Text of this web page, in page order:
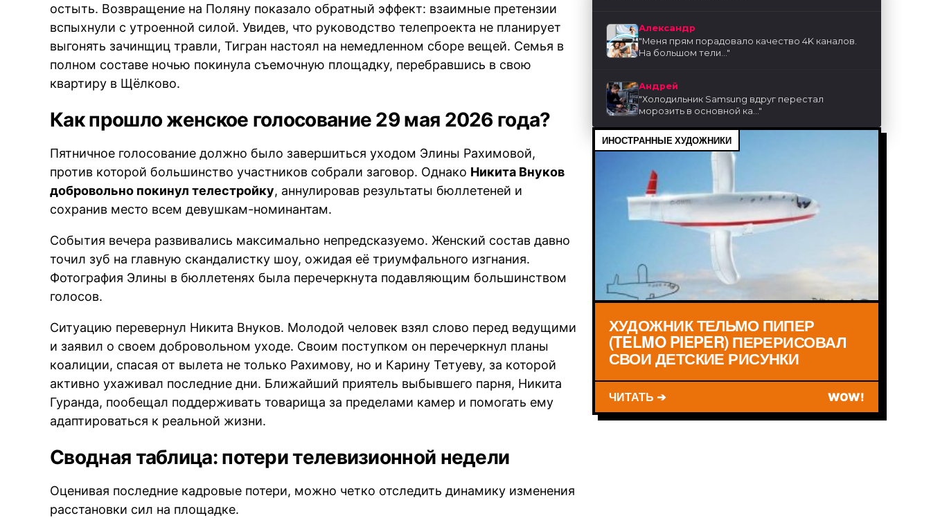
остыть. Возвращение на Поляну показало обратный эффект: взаимные претензии
вспыхнули с утроенной силой. Увидев, что руководство телепроекта не планирует
выгонять зачинщиц травли, Тигран настоял на немедленном сборе вещей. Семья в
полном составе ночью покинула съемочную площадку, перебравшись в свою
квартиру в Щёлково.
Как прошло женское голосование 29 мая 2026 года?
Пятничное голосование должно было завершиться уходом Элины Рахимовой,
против которой большинство участников собрали заговор. Однако Никита Внуков
добровольно покинул телестройку, аннулировав результаты бюллетеней и
сохранив место всем девушкам-номинантам.
События вечера развивались максимально непредсказуемо. Женский состав давно
точил зуб на главную скандалистку шоу, ожидая её триумфального изгнания.
Фотография Элины в бюллетенях была перечеркнута подавляющим большинством
голосов.
Ситуацию перевернул Никита Внуков. Молодой человек взял слово перед ведущими
и заявил о своем добровольном уходе. Своим поступком он перечеркнул планы
коалиции, спасая от вылета не только Рахимову, но и Карину Тетуеву, за которой
активно ухаживал последние дни. Ближайший приятель выбывшего парня, Никита
Гуранда, пообещал поддерживать товарища за пределами камер и помогать ему
адаптироваться к реальной жизни.
Сводная таблица: потери телевизионной недели
Оценивая последние кадровые потери, можно четко отследить динамику изменения
расстановки сил на площадке.
Александр
"Меня прям порадовало качество 4K каналов.
На большом тели..."
Андрей
"Холодильник Samsung вдруг перестал
морозить в основной ка..."
ИНОСТРАННЫЕ ХУДОЖНИКИ
ХУДОЖНИК ТЕЛЬМО ПИПЕР
(TELMO PIEPER) ПЕРЕРИСОВАЛ
СВОИ ДЕТСКИЕ РИСУНКИ
ЧИТАТЬ ➔ WOW!